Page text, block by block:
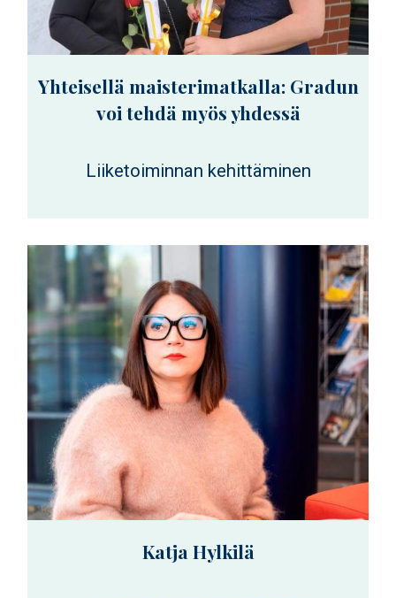
Yhteisellä maisterimatkalla: Gradun
voi tehdä myös yhdessä
Liiketoiminnan kehittäminen
Katja Hylkilä